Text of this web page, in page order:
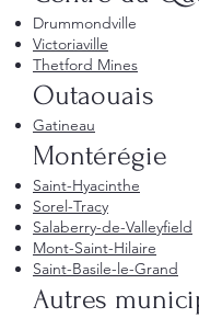
Drummondville
Victoriaville
Thetford Mines
Outaouais
Gatineau
Montérégie
Saint-Hyacinthe
Sorel-Tracy
Salaberry-de-Valleyfield
Mont-Saint-Hilaire
Saint-Basile-le-Grand
Autres